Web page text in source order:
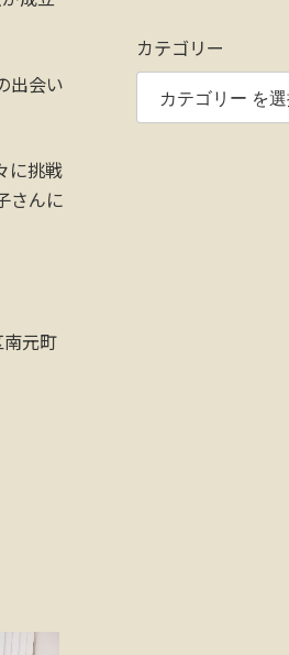
出会い
に挑戦
さんに
元町
カテゴリー